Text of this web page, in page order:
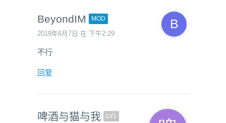
BeyondIM MOD
2019年6月7日 在 下午2:29
不行
回复
啤酒与猫与我 LV1